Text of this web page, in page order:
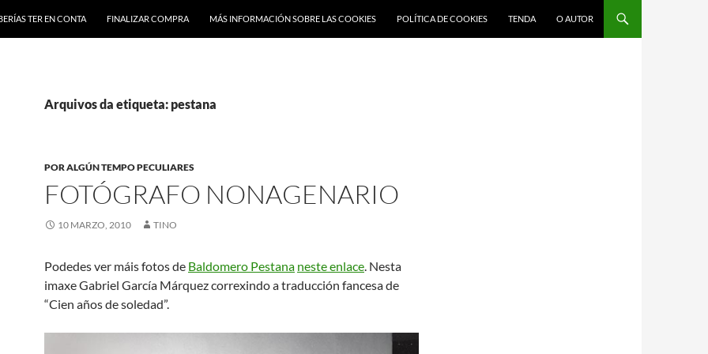
TER EN CONTA FINALIZAR COMPRA MÁS INFORMACIÓN SOBRE LAS COOKIES POLÍTICA DE COOKIES TENDA O AUTOR
Arquivos da etiqueta: pestana
POR ALGÚN TEMPO PECULIARES
FOTÓGRAFO NONAGENARIO
10 MARZO, 2010 TINO
Podedes ver máis fotos de Baldomero Pestana neste enlace. Nesta
imaxe Gabriel García Márquez correxindo a traducción fancesa de
“Cien años de soledad”.